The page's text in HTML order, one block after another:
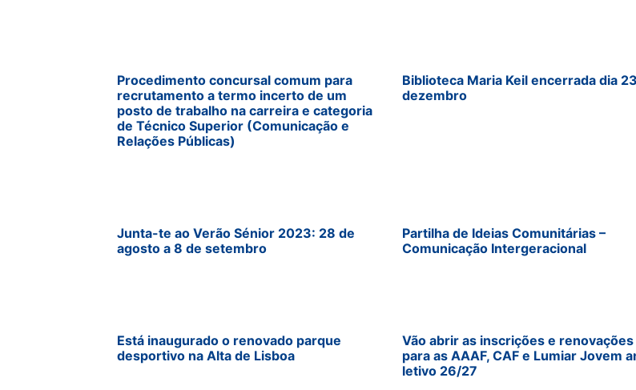
Procedimento concursal comum para
recrutamento a termo incerto de um
posto de trabalho na carreira e categoria
de Técnico Superior (Comunicação e
Relações Públicas)
Biblioteca Maria Keil encerrada dia
dezembro
Junta-te ao Verão Sénior 2023: 28 de
agosto a 8 de setembro
Partilha de Ideias Comunitárias –
Comunicação Intergeracional
Está inaugurado o renovado parque
desportivo na Alta de Lisboa
Vão abrir as inscrições e renovações
para as AAAF, CAF e Lumiar Jovem
letivo 26/27